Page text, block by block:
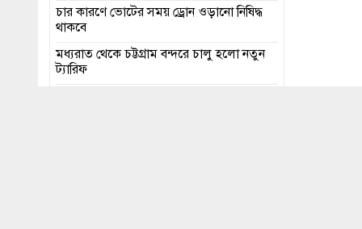
চার কারণে ভোটের সময় ড্রোন ওড়ানো নিষিদ্ধ
থাকবে
মধ্যরাত থেকে চট্টগ্রাম বন্দরে চালু হলো নতুন
ট্যারিফ